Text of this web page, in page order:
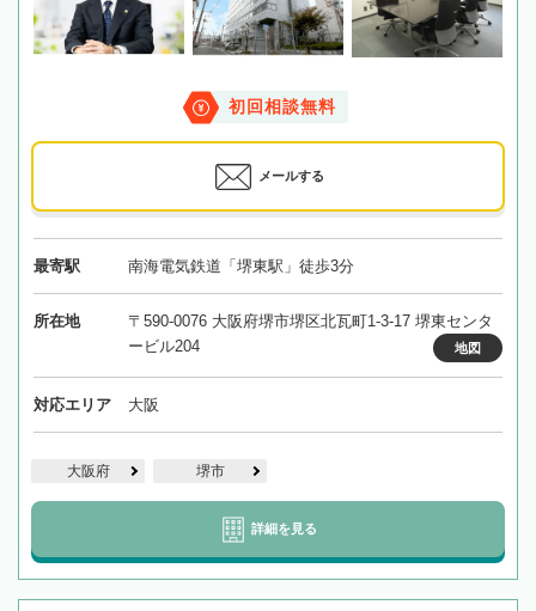
初回相談無料
メールする
最寄駅 南海電気鉄道「堺東駅」徒歩3分
所在地
〒590-0076 大阪府堺市堺区北瓦町1-3-17 堺東センタ
ービル204
地図
対応エリア 大阪
大阪府 堺市
詳細を見る